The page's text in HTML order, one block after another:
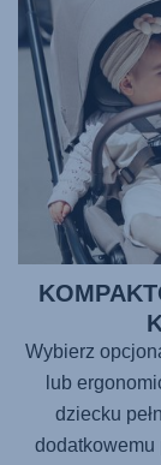
Wybierz
lub
dziecku
dodatkowemu